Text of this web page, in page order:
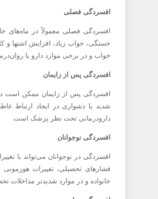
افسردگی فصلی
افسردگی فصلی معمولاً در ماه‌های
خستگی، خواب زیاد، افزایش اشتها و
خواب و در برخی موارد دارو یا
افسردگی پس از زایمان
افسردگی پس از زایمان ممکن است
شدید یا دشواری در ایجاد ارتباط
دارودرمانی تحت نظر پزشک است.
افسردگی نوجوانان
افسردگی در نوجوانان می‌تواند با
فشارهای تحصیلی، تغییرات
خانواده و در موارد شدیدتر